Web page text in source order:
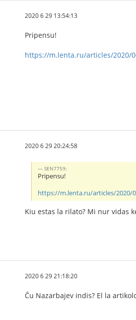
2020 6 29 13:54:13
Pripensu!
https://m.lenta.ru/articles/2020/
2020 6 29 20:24:58
SEN7759:
Pripensu!
https://m.lenta.ru/articles/2020/
Kiu estas la rilato? Mi nur vidas
2020 6 29 21:18:20
Ĉu Nazarbajev indis? El la